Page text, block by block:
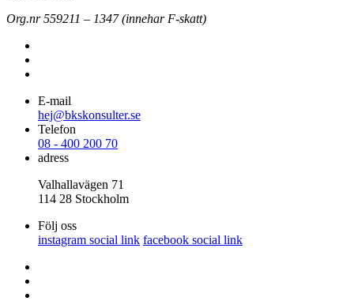
Org.nr 559211 – 1347 (innehar F-skatt)
E-mail
hej@bkskonsulter.se
Telefon
08 - 400 200 70
adress
Valhallavägen 71
114 28 Stockholm
Följ oss
instagram social link facebook social link